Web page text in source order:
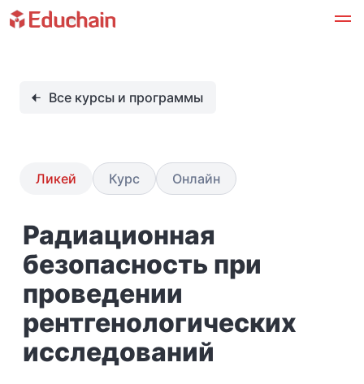
Все курсы и программы
Ликей Курс Онлайн
Радиационная
безопасность при
проведении
рентгенологических
исследований